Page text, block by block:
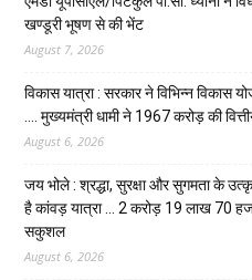
खण्डूरी भूषण से की भेंट
August 7, 2026
विकास यात्रा : सरकार ने विभिन्न विकास
…. मुख्यमंत्री धामी ने ₹1967 करोड़ की
August 6, 2026
जय भोले : श्रद्धा, सुरक्षा और सुगमता के
है कांवड़ यात्रा … 2 करोड़ 19 लाख 70
सकुशल
August 6, 2026